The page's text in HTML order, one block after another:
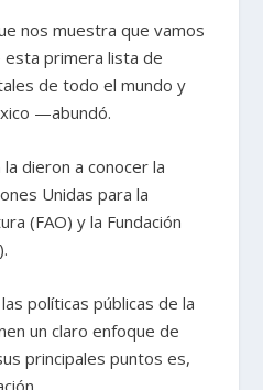
nos muestra que vamos
esta primera lista de
de todo el mundo y
—abundó.
dieron a conocer la
Unidas para la
(FAO) y la Fundación
políticas públicas de la
un claro enfoque de
principales puntos es,